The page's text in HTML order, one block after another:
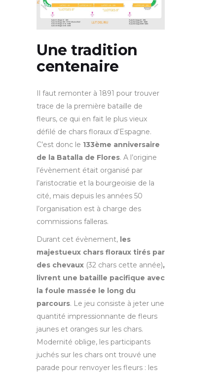
Une tradition
centenaire
Il faut remonter à 1891 pour trouver
trace de la première bataille de
fleurs, ce qui en fait le plus vieux
défilé de chars floraux d’Espagne.
C’est donc le 133ème anniversaire
de la Batalla de Flores. A l’origine
l’évènement était organisé par
l’aristocratie et la bourgeoisie de la
cité, mais depuis les années 50
l’organisation est à charge des
commissions falleras.
Durant cet évènement, les
majestueux chars floraux tirés par
des chevaux (32 chars cette année),
livrent une bataille pacifique avec
la foule massée le long du
parcours. Le jeu consiste à jeter une
quantité impressionnante de fleurs
jaunes et oranges sur les chars.
Modernité oblige, les participants
juchés sur les chars ont trouvé une
parade pour renvoyer les fleurs : les